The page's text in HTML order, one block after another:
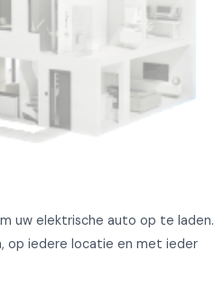
uw elektrische auto op te laden.
op iedere locatie en met ieder